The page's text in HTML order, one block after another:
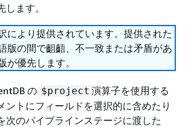
ます。
により提供されています。提供された
版の間で齟齬、不一致または矛盾があ
が優先します。
の $project 演算子を使用する
ントにフィールドを選択的に含めたり
次のパイプラインステージに渡した